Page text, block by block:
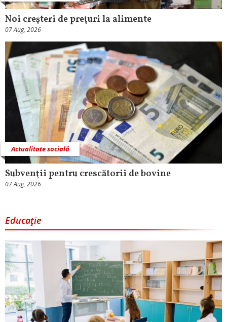
Noi creşteri de preţuri la alimente
07 Aug, 2026
Actualitate socială
Subvenţii pentru crescătorii de bovine
07 Aug, 2026
Educaţie